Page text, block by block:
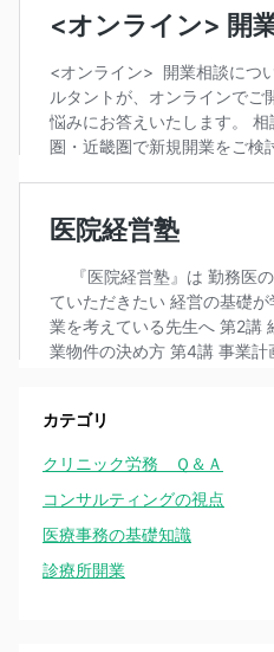
カテゴリ
クリニック労務 Ｑ＆Ａ
コンサルティングの視点
医療事務の基礎知識
診療所開業